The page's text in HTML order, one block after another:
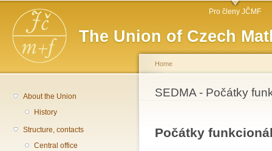
The Union of Czech
Main menu Pro členy JČMF
About the Union
History
Structure, contacts
Central office
You are here
Home
SEDMA - Počátky
Počátky